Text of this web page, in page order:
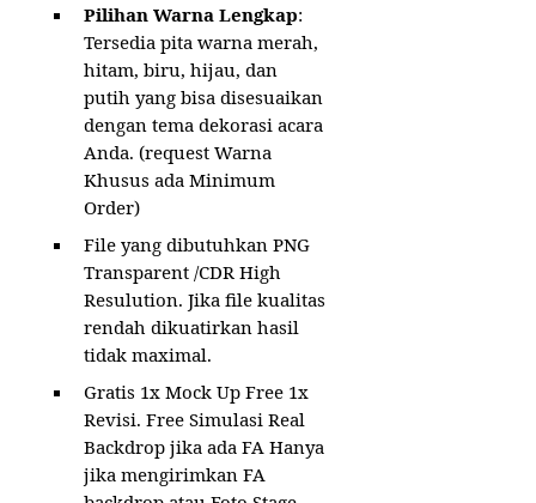
Pilihan Warna Lengkap:
Tersedia pita warna merah,
hitam, biru, hijau, dan
putih yang bisa disesuaikan
dengan tema dekorasi acara
Anda. (request Warna
Khusus ada Minimum
Order)
File yang dibutuhkan PNG
Transparent /CDR High
Resulution. Jika file kualitas
rendah dikuatirkan hasil
tidak maximal.
Gratis 1x Mock Up Free 1x
Revisi. Free Simulasi Real
Backdrop jika ada FA Hanya
jika mengirimkan FA